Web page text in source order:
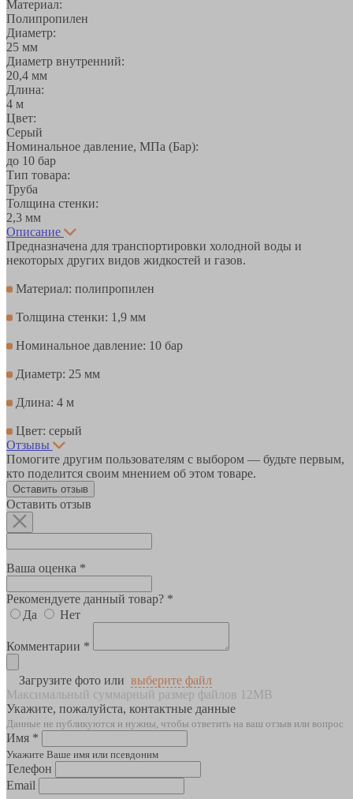
Материал:
Полипропилен
Диаметр:
25 мм
Диаметр внутренний:
20,4 мм
Длина:
4 м
Цвет:
Серый
Номинальное давление, МПа (Бар):
до 10 бар
Тип товара:
Труба
Толщина стенки:
2,3 мм
Описание
Предназначена для транспортировки холодной воды и
некоторых других видов жидкостей и газов.
Материал: полипропилен
Толщина стенки: 1,9 мм
Номинальное давление: 10 бар
Диаметр: 25 мм
Длина: 4 м
Цвет: серый
Отзывы
Помогите другим пользователям с выбором — будьте первым,
кто поделится своим мнением об этом товаре.
Оставить отзыв
Оставить отзыв
Ваша оценка *
Рекомендуете данный товар? *
Да
Нет
Комментарии *
Загрузите фото или выберите файл
Максимальный суммарный размер файлов 12MB
Укажите, пожалуйста, контактные данные
Данные не публикуются и нужны, чтобы ответить на ваш отзыв или вопрос
Имя *
Укажите Ваше имя или псевдоним
Телефон
Email